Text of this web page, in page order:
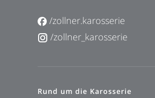
/zollner.karosserie
/zollner_karosserie
Rund um die Karosserie